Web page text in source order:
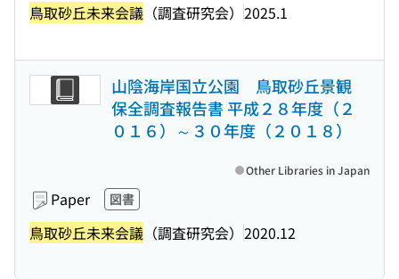
鳥取砂丘未来会議 （調査研究会） 2025.1
山陰海岸国立公園 鳥取砂丘景観
保全調査報告書 平成２８年度（２
０１６）～３０年度（２０１８）
Paper 図書
鳥取砂丘未来会議 （調査研究会） 2020.12
Other Libraries in Japan